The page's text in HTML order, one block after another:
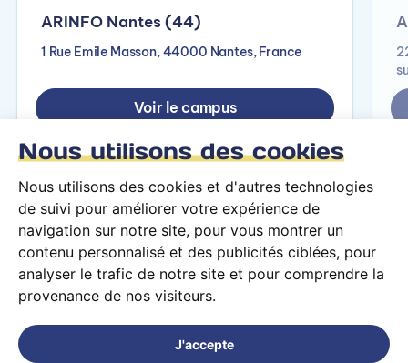
Nous utilisons des cookies
Nous utilisons des cookies et d'autres technologies
de suivi pour améliorer votre expérience de
navigation sur notre site, pour vous montrer un
contenu personnalisé et des publicités ciblées, pour
analyser le trafic de notre site et pour comprendre la
provenance de nos visiteurs.
J'accepte
ARINFO Nantes (44)
1 Rue Emile Masson, 44000 Nantes, France
Voir le campus
Conditions générales d’utilisation
© 2026 PARCOURS Privé tous droits réservés